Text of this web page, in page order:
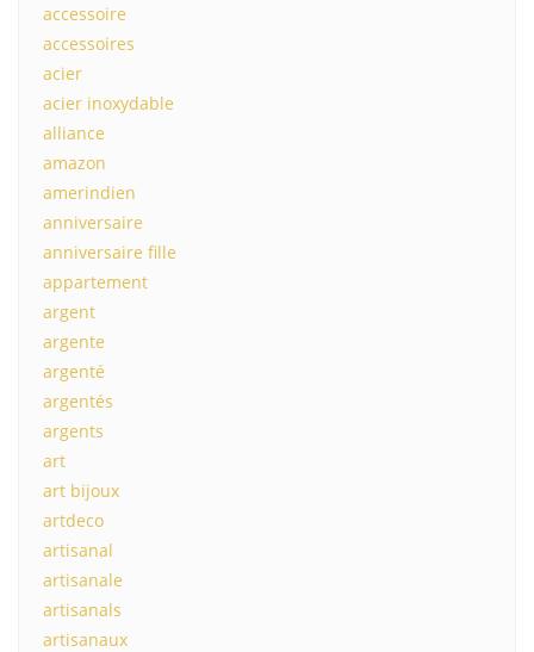
accessoire
accessoires
acier
acier inoxydable
alliance
amazon
amerindien
anniversaire
anniversaire fille
appartement
argent
argente
argenté
argentés
argents
art
art bijoux
artdeco
artisanal
artisanale
artisanals
artisanaux